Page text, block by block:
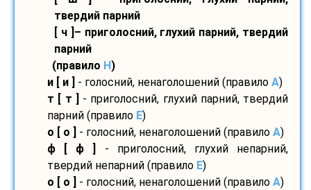
твердий парний
[ ч ]– приголосний, глухий парний, твердий
парний
(правило H)
и [ и ]
- голосний, ненаголошений (правило A)
т [ т ]
- приголосний, глухий парний, твердий
парний (правило E)
о [ о ]
- голосний, ненаголошений (правило A)
ф [ ф ]
- приголосний, глухий непарний,
твердий непарний (правило E)
о [ о ]
- голосний, ненаголошений (правило A)